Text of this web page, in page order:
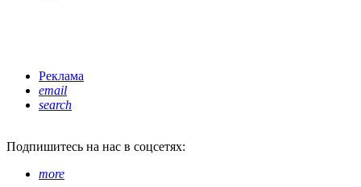
Реклама
email
search
Подпишитесь на нас в соцсетях:
more